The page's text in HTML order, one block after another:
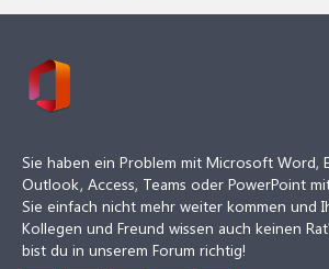
Sie haben ein Problem mit Microsoft Word,
Outlook, Access, Teams oder PowerPoint
Sie einfach nicht mehr weiter kommen und
Kollegen und Freund wissen auch keinen
bist du in unserem Forum richtig!